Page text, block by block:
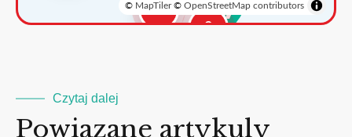
2
3
© MapTiler© OpenStreetMap contributors
Czytaj dalej
Powiazane artykuly